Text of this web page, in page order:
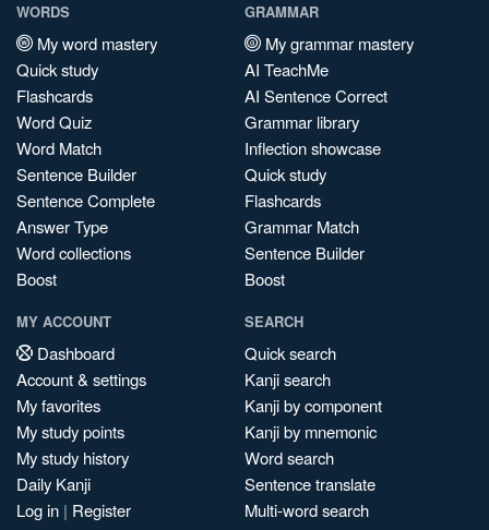
WORDS
My word mastery
Quick study
Flashcards
Word Quiz
Word Match
Sentence Builder
Sentence Complete
Answer Type
Word collections
Boost
GRAMMAR
My grammar mastery
AI TeachMe
AI Sentence Correct
Grammar library
Inflection showcase
Quick study
Flashcards
Grammar Match
Sentence Builder
Boost
MY ACCOUNT
Dashboard
Account & settings
My favorites
My study points
My study history
Daily Kanji
Log in | Register
SEARCH
Quick search
Kanji search
Kanji by component
Kanji by mnemonic
Word search
Sentence translate
Multi-word search